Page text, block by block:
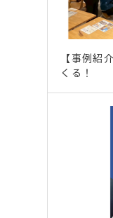
【事例紹
くる！